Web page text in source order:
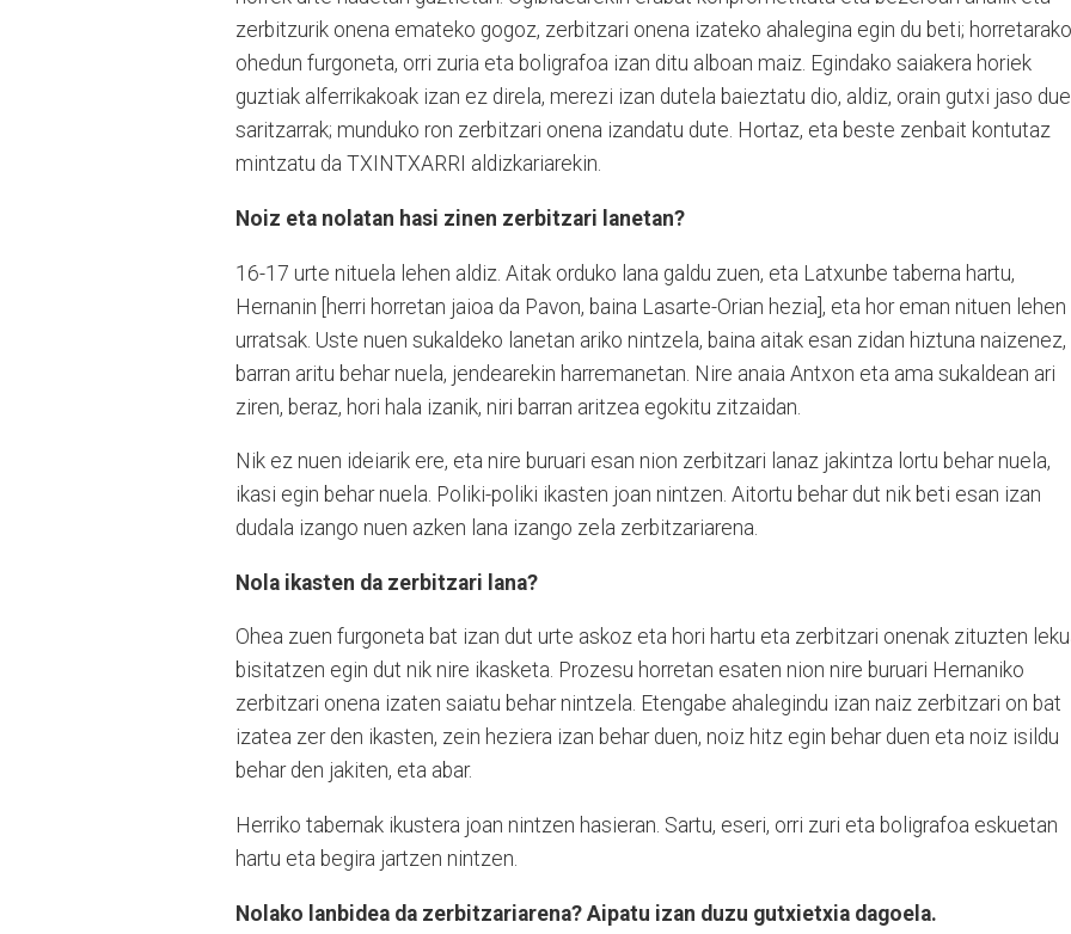
zerbitzurik onena emateko gogoz, zerbitzari onena izateko ahalegina egin du beti;
ohedun furgoneta, orri zuria eta boligrafoa izan ditu alboan maiz. Egindako saiakera horiek
guztiak alferrikakoak izan ez direla, merezi izan dutela baieztatu dio, aldiz, orain gutxi jaso
saritzarrak; munduko ron zerbitzari onena izandatu dute. Hortaz, eta beste zenbait kontutaz
mintzatu da TXINTXARRI aldizkariarekin.
Noiz eta nolatan hasi zinen zerbitzari lanetan?
16-17 urte nituela lehen aldiz. Aitak orduko lana galdu zuen, eta Latxunbe taberna hartu,
Hernanin [herri horretan jaioa da Pavon, baina Lasarte-Orian hezia], eta hor eman nituen lehen
urratsak. Uste nuen sukaldeko lanetan ariko nintzela, baina aitak esan zidan hiztuna naizenez,
barran aritu behar nuela, jendearekin harremanetan. Nire anaia Antxon eta ama sukaldean ari
ziren, beraz, hori hala izanik, niri barran aritzea egokitu zitzaidan.
Nik ez nuen ideiarik ere, eta nire buruari esan nion zerbitzari lanaz jakintza lortu behar nuela,
ikasi egin behar nuela. Poliki-poliki ikasten joan nintzen. Aitortu behar dut nik beti esan izan
dudala izango nuen azken lana izango zela zerbitzariarena.
Nola ikasten da zerbitzari lana?
Ohea zuen furgoneta bat izan dut urte askoz eta hori hartu eta zerbitzari onenak zituzten
bisitatzen egin dut nik nire ikasketa. Prozesu horretan esaten nion nire buruari Hernaniko
zerbitzari onena izaten saiatu behar nintzela. Etengabe ahalegindu izan naiz zerbitzari on bat
izatea zer den ikasten, zein heziera izan behar duen, noiz hitz egin behar duen eta noiz isildu
behar den jakiten, eta abar.
Herriko tabernak ikustera joan nintzen hasieran. Sartu, eseri, orri zuri eta boligrafoa eskuetan
hartu eta begira jartzen nintzen.
Nolako lanbidea da zerbitzariarena? Aipatu izan duzu gutxietxia dagoela.